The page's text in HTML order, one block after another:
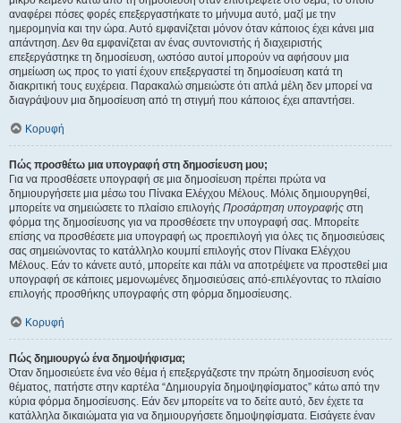
αναφέρει πόσες φορές επεξεργαστήκατε το μήνυμα αυτό, μαζί με την
ημερομηνία και την ώρα. Αυτό εμφανίζεται μόνον όταν κάποιος έχει κάνει μια
απάντηση. Δεν θα εμφανίζεται αν ένας συντονιστής ή διαχειριστής
επεξεργάστηκε τη δημοσίευση, ωστόσο αυτοί μπορούν να αφήσουν μια
σημείωση ως προς το γιατί έχουν επεξεργαστεί τη δημοσίευση κατά τη
διακριτική τους ευχέρεια. Παρακαλώ σημειώστε ότι απλά μέλη δεν μπορεί να
διαγράψουν μια δημοσίευση από τη στιγμή που κάποιος έχει απαντήσει.
Κορυφή
Πώς προσθέτω μια υπογραφή στη δημοσίευση μου;
Για να προσθέσετε υπογραφή σε μια δημοσίευση πρέπει πρώτα να
δημιουργήσετε μια μέσω του Πίνακα Ελέγχου Μέλους. Μόλις δημιουργηθεί,
μπορείτε να σημειώσετε το πλαίσιο επιλογής Προσάρτηση υπογραφής στη
φόρμα της δημοσίευσης για να προσθέσετε την υπογραφή σας. Μπορείτε
επίσης να προσθέσετε μια υπογραφή ως προεπιλογή για όλες τις δημοσιεύσεις
σας σημειώνοντας το κατάλληλο κουμπί επιλογής στον Πίνακα Ελέγχου
Μέλους. Εάν το κάνετε αυτό, μπορείτε και πάλι να αποτρέψετε να προστεθεί μια
υπογραφή σε κάποιες μεμονωμένες δημοσιεύσεις από-επιλέγοντας το πλαίσιο
επιλογής προσθήκης υπογραφής στη φόρμα δημοσίευσης.
Κορυφή
Πώς δημιουργώ ένα δημοψήφισμα;
Όταν δημοσιεύετε ένα νέο θέμα ή επεξεργάζεστε την πρώτη δημοσίευση ενός
θέματος, πατήστε στην καρτέλα “Δημιουργία δημοψηφίσματος” κάτω από την
κύρια φόρμα δημοσίευσης. Εάν δεν μπορείτε να το δείτε αυτό, δεν έχετε τα
κατάλληλα δικαιώματα για να δημιουργήσετε δημοψηφίσματα. Εισάγετε έναν